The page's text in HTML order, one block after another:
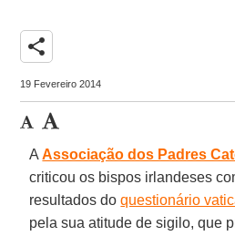
share
19 Fevereiro 2014
AAssociação dos Padres
criticou os bispos irlandeses
resultados doquestionário
pela sua atitude de sigilo, que